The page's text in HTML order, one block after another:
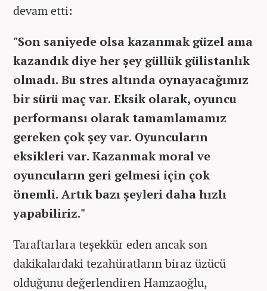
devam etti:
"Son saniyede olsa kazanmak güzel ama
kazandık diye her şey güllük gülistanlık
olmadı. Bu stres altında oynayacağımız
bir sürü maç var. Eksik olarak, oyuncu
performansı olarak tamamlamamız
gereken çok şey var. Oyuncuların
eksikleri var. Kazanmak moral ve
oyuncuların geri gelmesi için çok
önemli. Artık bazı şeyleri daha hızlı
yapabiliriz."
Taraftarlara teşekkür eden ancak son
dakikalardaki tezahüratların biraz üzücü
olduğunu değerlendiren Hamzaoğlu,